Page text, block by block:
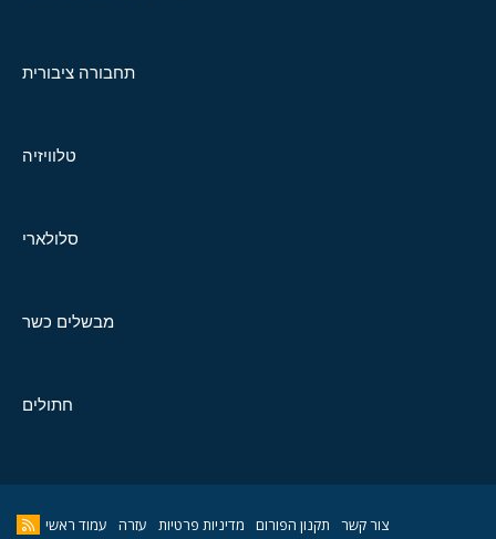
תחבורה ציבורית
טלוויזיה
סלולארי
מבשלים כשר
חתולים
צור קשר תקנון הפורום מדיניות פרטיות עזרה עמוד ראשי